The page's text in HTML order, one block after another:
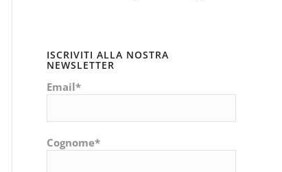
ISCRIVITI ALLA NOSTRA
NEWSLETTER
Email*
Cognome*